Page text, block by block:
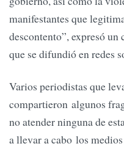
manifestantes que
descontento”, expresó
que se difundió en redes
Varios periodistas que
compartieron algunos
no atender ninguna de
a llevar a cabo los